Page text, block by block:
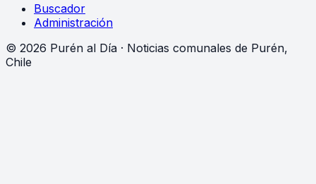
Buscador
Administración
© 2026 Purén al Día · Noticias comunales de Purén,
Chile